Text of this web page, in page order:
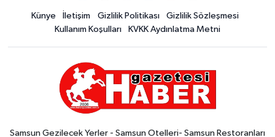
Künye İletişim Gizlilik Politikası
Gizlilik Sözleşmesi
Kullanım Koşulları
KVKK Aydınlatma Metni
Samsun Gezilecek Yerler - Samsun Otelleri- Samsun Restoranları